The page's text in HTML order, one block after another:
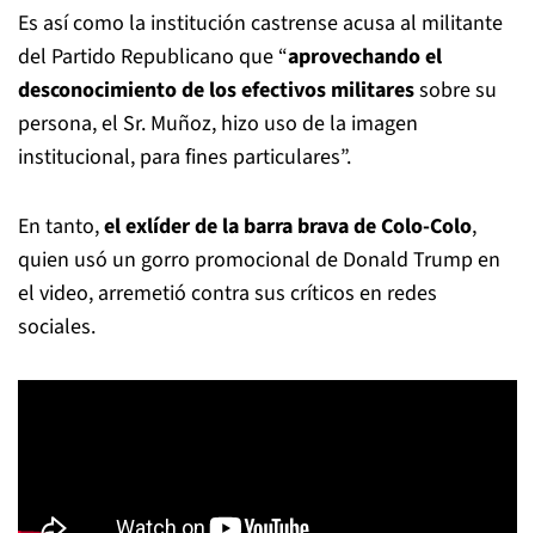
Es así como la institución castrense acusa al militante
del Partido Republicano que “aprovechando el
desconocimiento de los efectivos militaressobre su
persona, el Sr. Muñoz, hizo uso de la imagen
institucional, para fines particulares”.
En tanto,el exlíder de la barra brava de Colo-Colo,
quien usó un gorro promocional de Donald Trump en
el video, arremetió contra sus críticos en redes
sociales.